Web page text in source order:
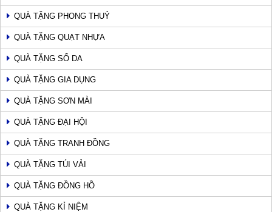
QUÀ TẶNG PHONG THUỶ
QUÀ TẶNG QUẠT NHỰA
QUÀ TẶNG SỔ DA
QUÀ TẶNG GIA DỤNG
QUÀ TẶNG SƠN MÀI
QUÀ TẶNG ĐẠI HỘI
QUÀ TẶNG TRANH ĐỒNG
QUÀ TẶNG TÚI VẢI
QUÀ TẶNG ĐỒNG HỒ
QUÀ TẶNG KỈ NIỆM